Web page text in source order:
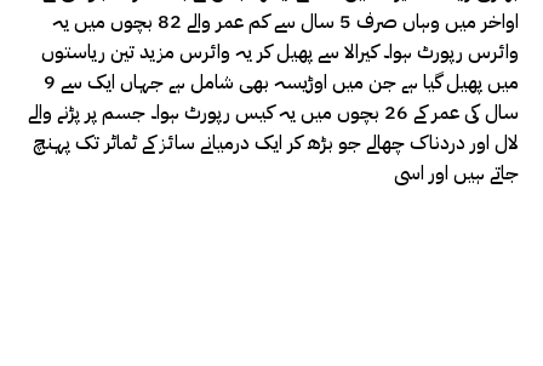
اواخر میں وہاں صرف 5 سال سے کم عمر والے 82 بچوں میں یہ
وائرس رپورٹ ہوا۔ کیرالا سے پھیل کر یہ وائرس مزید تین ریاستوں
میں پھیل گیا ہے جن میں اوڑیسہ بھی شامل ہے جہاں ایک سے 9
سال کی عمر کے 26 بچوں میں یہ کیس رپورٹ ہوا۔ جسم پر پڑنے والے
لال اور دردناک چھالے جو بڑھ کر ایک درمیانے سائز کے ٹماٹر تک پہنچ
جاتے ہیں اور اسی